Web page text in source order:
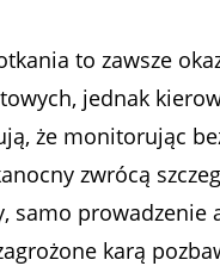
to zawsze
jednak
że monitorując
zwrócą
samo prowadzenie
karą